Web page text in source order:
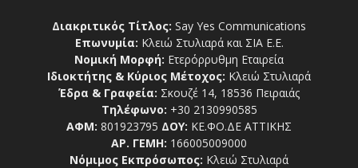
Διακριτικός Τίτλος: Say Yes Communications
Επωνυμία: Κλειώ Στυλιαρά και ΣΙΑ Ε.Ε.
Νομική Μορφή: Ετερόρρυθμη Εταιρεία
Ιδιοκτήτης & Κύριος Μέτοχος: Κλειώ Στυλιαρά
Έδρα & Γραφεία: Σκουζέ 14, 18536 Πειραιάς
Τηλέφωνο: +30 2130990585
ΑΦΜ: 801923795 ΔΟΥ: ΚΕ.ΦΟ.ΔΕ ΑΤΤΙΚΗΣ
ΑΡ. ΓΕΜΗ: 166005009000
Νόμιμος Εκπρόσωπος: Κλειώ Στυλιαρά